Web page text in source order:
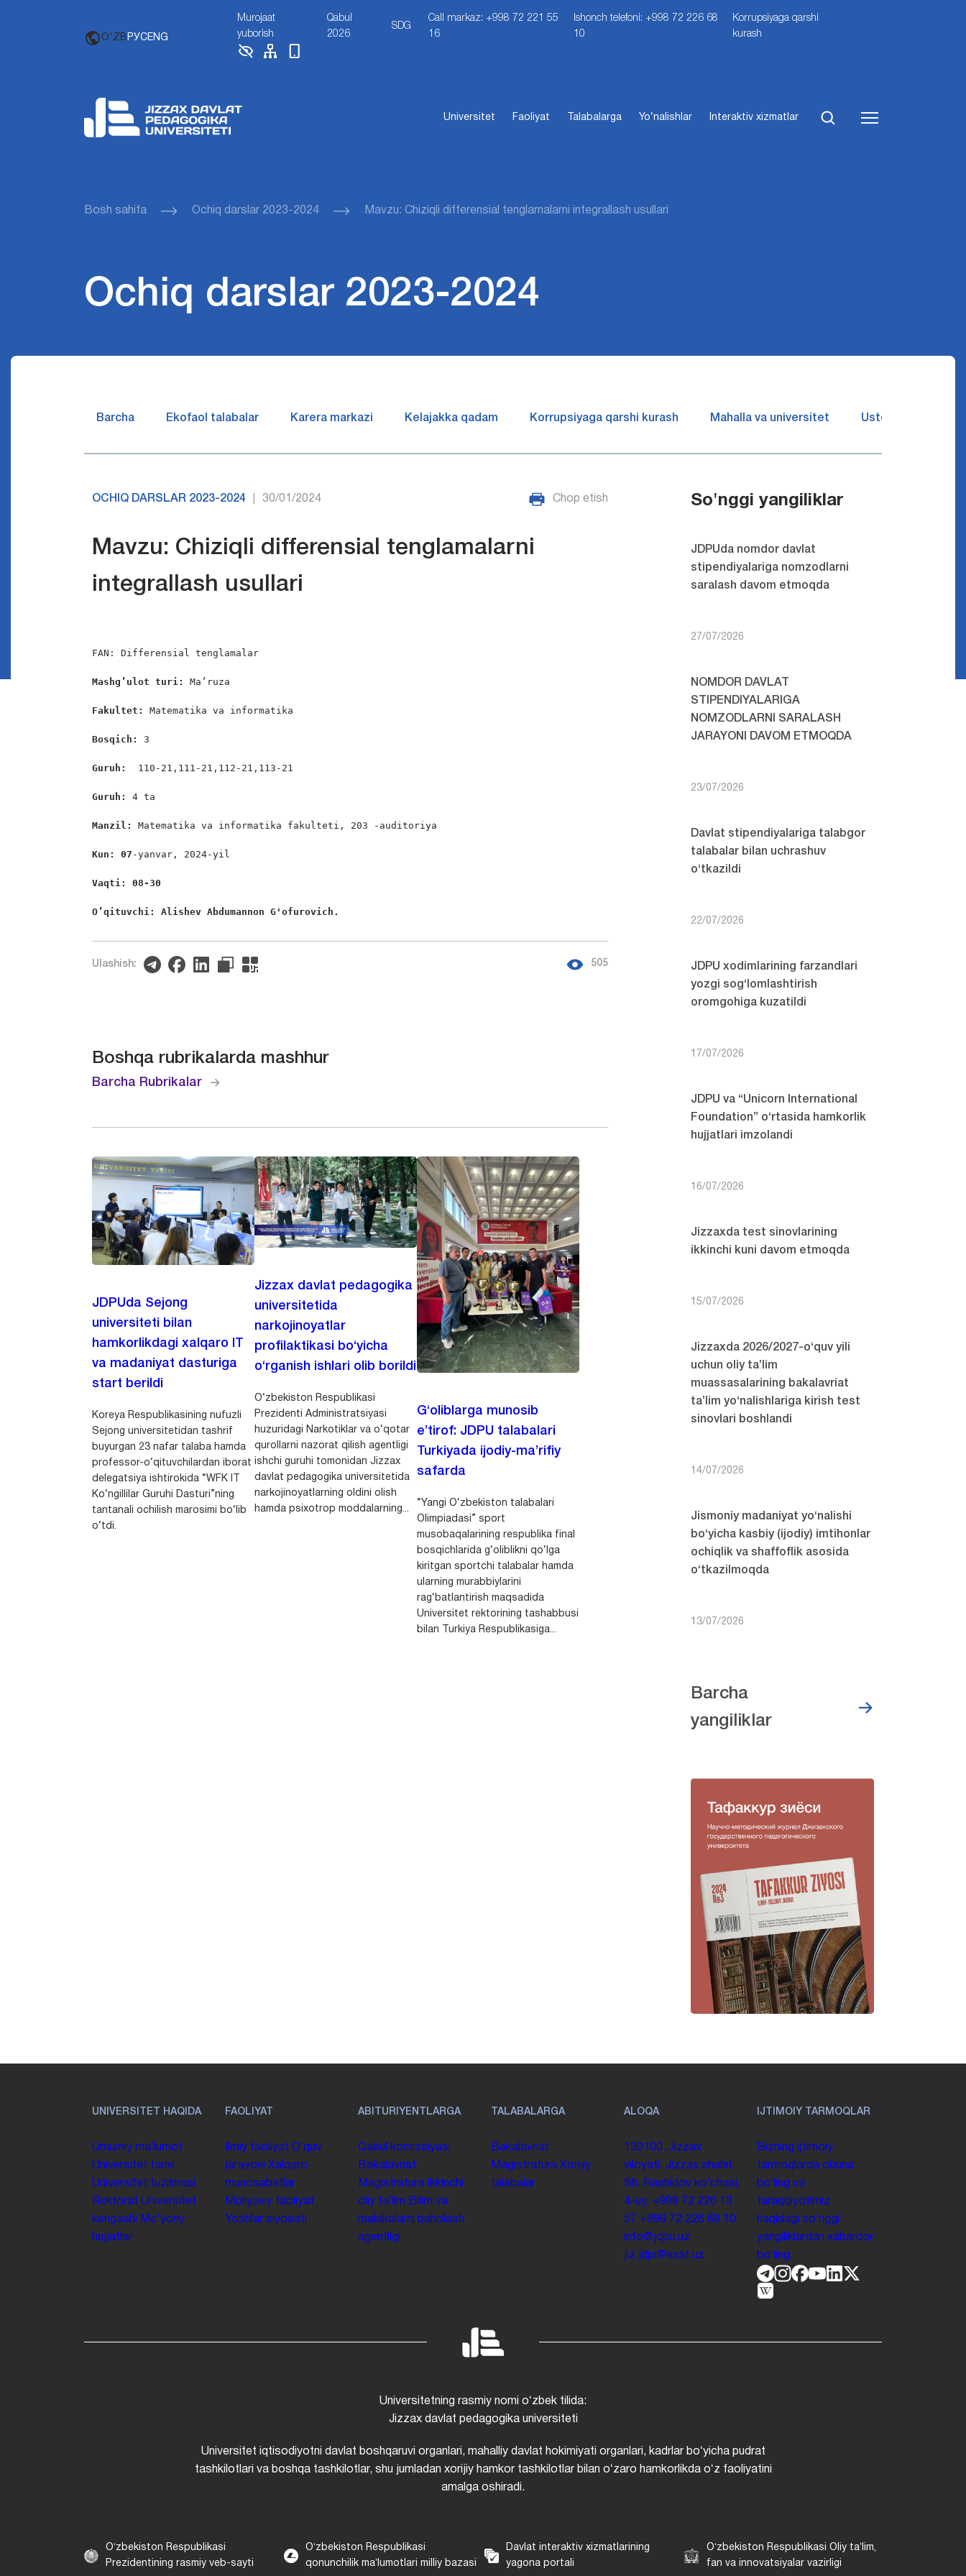
O'ZB РУСENG
Murojaat
yuborish
Qabul
2026
SDG
Call markaz: +998 72 221 55
16
Ishonch telefoni: +998 72 226 68
10
Korrupsiyaga qarshi
kurash
Universitet Faoliyat Talabalarga Yo‘nalishlar Interaktiv xizmatlar
Bosh sahifa Ochiq darslar 2023-2024 Mavzu: Chiziqli differensial tenglamalarni integrallash usullari
Ochiq darslar 2023-2024
Barcha Ekofaol talabalar Karera markazi Kelajakka qadam Korrupsiyaga qarshi kurash Mahalla va universitet Ustozlar suhbatin
OCHIQ DARSLAR 2023-2024 30/01/2024 Chop etish
Mavzu: Chiziqli differensial tenglamalarni
integrallash usullari
FAN: Differensial tenglamalar
Mashg’ulot turi: Ma’ruza
Fakultet: Matematika va informatika
Bosqich: 3
Guruh: 110-21,111-21,112-21,113-21
Guruh: 4 ta
Manzil: Matematika va informatika fakulteti, 203 -auditoriya
Kun: 07 -yanvar, 2024-yil
Vaqti: 08-30
O’qituvchi: Alishev Abdumannon G'ofurovich.
Ulashish: 505
Boshqa rubrikalarda mashhur
Barcha Rubrikalar
JDPUda Sejong
universiteti bilan
hamkorlikdagi xalqaro IT
va madaniyat dasturiga
start berildi
Koreya Respublikasining nufuzli
Sejong universitetidan tashrif
buyurgan 23 nafar talaba hamda
professor-o‘qituvchilardan iborat
delegatsiya ishtirokida “WFK IT
Ko‘ngillilar Guruhi Dasturi”ning
tantanali ochilish marosimi bo‘lib
o‘tdi.
Jizzax davlat pedagogika
universitetida
narkojinoyatlar
profilaktikasi bo‘yicha
o‘rganish ishlari olib borildi
O‘zbekiston Respublikasi
Prezidenti Administratsiyasi
huzuridagi Narkotiklar va o‘qotar
qurollarni nazorat qilish agentligi
ishchi guruhi tomonidan Jizzax
davlat pedagogika universitetida
narkojinoyatlarning oldini olish
hamda psixotrop moddalarning...
G‘oliblarga munosib
e’tirof: JDPU talabalari
Turkiyada ijodiy-ma’rifiy
safarda
“Yangi O‘zbekiston talabalari
Olimpiadasi” sport
musobaqalarining respublika final
bosqichlarida g‘oliblikni qo‘lga
kiritgan sportchi talabalar hamda
ularning murabbiylarini
rag‘batlantirish maqsadida
Universitet rektorining tashabbusi
bilan Turkiya Respublikasiga...
So'nggi yangiliklar
JDPUda nomdor davlat
stipendiyalariga nomzodlarni
saralash davom etmoqda
27/07/2026
NOMDOR DAVLAT
STIPENDIYALARIGA
NOMZODLARNI SARALASH
JARAYONI DAVOM ETMOQDA
23/07/2026
Davlat stipendiyalariga talabgor
talabalar bilan uchrashuv
o‘tkazildi
22/07/2026
JDPU xodimlarining farzandlari
yozgi sog‘lomlashtirish
oromgohiga kuzatildi
17/07/2026
JDPU va “Unicorn International
Foundation” o‘rtasida hamkorlik
hujjatlari imzolandi
16/07/2026
Jizzaxda test sinovlarining
ikkinchi kuni davom etmoqda
15/07/2026
Jizzaxda 2026/2027-o‘quv yili
uchun oliy ta’lim
muassasalarining bakalavriat
ta’lim yo‘nalishlariga kirish test
sinovlari boshlandi
14/07/2026
Jismoniy madaniyat yo‘nalishi
bo‘yicha kasbiy (ijodiy) imtihonlar
ochiqlik va shaffoflik asosida
o‘tkazilmoqda
13/07/2026
Barcha
yangiliklar
UNIVERSITET HAQIDA
Umumiy maʼlumot
Universitet tarixi
Universitet tuzilmasi
Rektorat Universitet
kengashi
Me'yoriy
hujjatlar
FAOLIYAT
Ilmiy faoliyat Oʻquv
jarayoni Xalqaro
munosabatlar
Moliyaviy faoliyat
Yoshlar siyosati
ABITURIYENTLARGA
Qabul komissiyasi
Bakalavriat
Magistratura
Ikkinchi
oliy taʼlim Bilim va
malakalarni baholash
agentligi
TALABALARGA
Bakalavriat
Magistratura Xorijiy
talabalar
ALOQA
130100. Jizzax
viloyati, Jizzax shahri,
Sh. Rashidov koʻchasi,
4-uy. +998 72 226 13
57 +998 72 226 68 10
info@jdpu.uz
jiz.jdpi@exat.uz
IJTIMOIY TARMOQLAR
Bizning ijtimoiy
tarmoqlarda obuna
boʻling va
taraqqiyotimiz
haqidagi soʻnggi
yangiliklardan xabardor
boʻling.
Universitetning rasmiy nomi oʻzbek tilida:
Jizzax davlat pedagogika universiteti
Universitet iqtisodiyotni davlat boshqaruvi organlari, mahalliy davlat hokimiyati organlari, kadrlar boʻyicha pudrat
tashkilotlari va boshqa tashkilotlar, shu jumladan xorijiy hamkor tashkilotlar bilan oʻzaro hamkorlikda oʻz faoliyatini
amalga oshiradi.
Oʻzbekiston Respublikasi
Prezidentining rasmiy veb-sayti
Oʻzbekiston Respublikasi
qonunchilik maʼlumotlari milliy bazasi
Davlat interaktiv xizmatlarining
yagona portali
Oʻzbekiston Respublikasi Oliy taʼlim,
fan va innovatsiyalar vazirligi